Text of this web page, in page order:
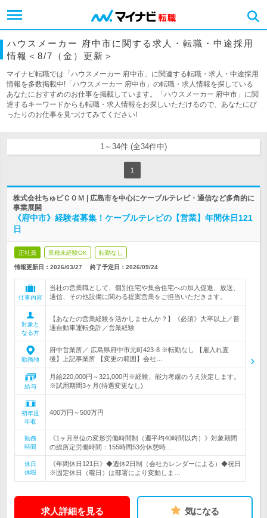
ハウスメーカー 府中市に関する求人・転職・中途採用
情報＜8/7（金）更新＞
マイナビ転職では「ハウスメーカー 府中市」に関連する転職・求人・中途採用
情報を多数掲載中!「ハウスメーカー 府中市」の転職・求人情報を探している
あなたにおすすめのお仕事を掲載しています。「ハウスメーカー 府中市」に関
連するキーワードからも転職・求人情報をお探しいただけるので、あなたにぴ
ったりのお仕事を見つけてみてください!
1～34件 (全34件中)
1
株式会社ちゅピＣＯＭ | 広島市を中心にケーブルテレビ・通信など多角的に
事業展開
《府中市》経験者募集！ケーブルテレビの【営業】年間休日121
日
正社員 業種未経験OK 転勤なし
情報更新日：2026/03/27 終了予定日： 2026/09/24
仕事内容
当社の営業職として、個別住宅や集合住宅への加入促進、放送、
通信、その他設備に関わる提案営業をご担当いただきます。
対象と
なる方
【あなたの営業経験を活かしませんか？】《必須》大卒以上／普
通自動車運転免許／営業経験
勤務地
府中営業所／ 広島県府中市元町423-8 ※転勤なし 【雇入れ直
後】上記事業所 【変更の範囲】会社…
給与
月給220,000円～321,000円※経験、能力考慮のうえ決定します。
※試用期間3ヶ月(待遇変更なし)
初年度
年収
400万円～500万円
勤務
時間
《1ヶ月単位の変形労働時間制（週平均40時間以内）》対象期間
の総所定労働時間：155時間53分休憩時…
休日
休暇
《年間休日121日》◆週休2日制（会社カレンダーによる）◆祝日
※固定休日（曜日）は部署により変動しま…
求人詳細を見る 気になる